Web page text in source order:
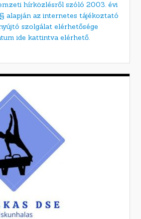
hírközlésről szóló 2003. évi
alapján az internetes tájékoztató
szolgálat elérhetősége
ide kattintva elérhető.